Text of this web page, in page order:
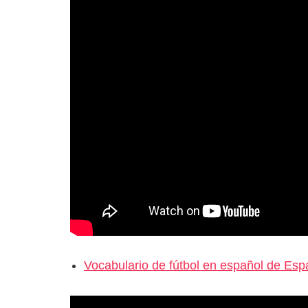
Vocabulario de fútbol en español de